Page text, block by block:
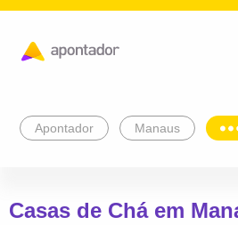
Apontador Manaus
Casas de Chá em